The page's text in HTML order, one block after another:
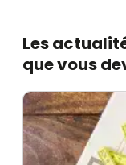
Les
que vous